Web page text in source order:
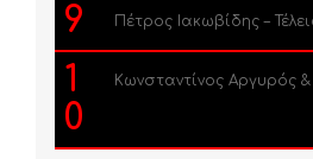
9 Πέτρος Ιακωβίδης –
1
0
Κωνσταντίνος Αργυρός